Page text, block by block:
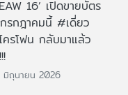
16’ เปิดขายบัตร
รกฎาคมนี้ #เดี่ยว
ครโฟน กลับมาแล้ว
มิถุนายน 2026